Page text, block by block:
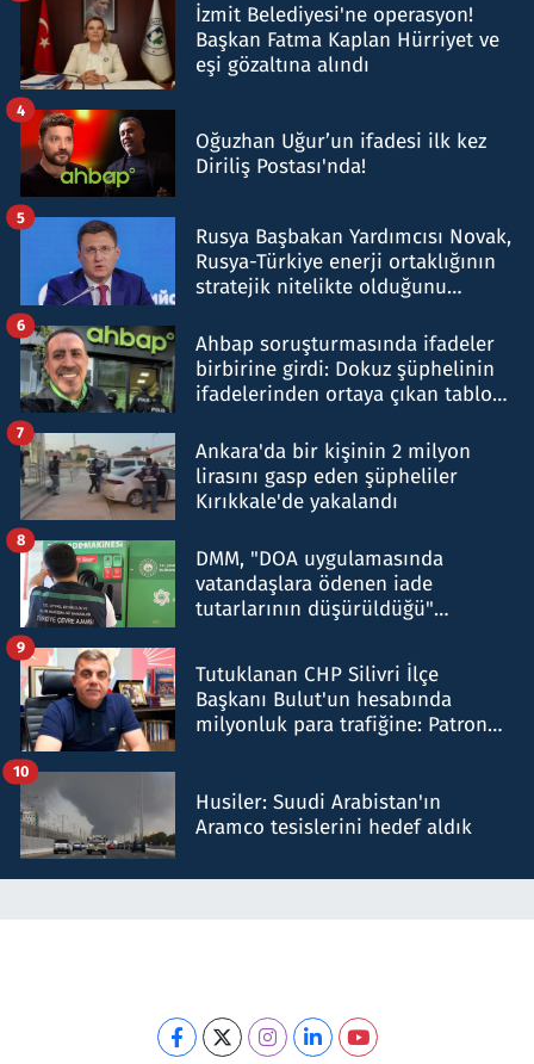
İzmit Belediyesi'ne operasyon!
Başkan Fatma Kaplan Hürriyet ve
eşi gözaltına alındı
Oğuzhan Uğur’un ifadesi ilk kez
Diriliş Postası'nda!
4
Rusya Başbakan Yardımcısı Novak,
Rusya-Türkiye enerji ortaklığının
stratejik nitelikte olduğunu
5
Ahbap soruşturmasında ifadeler
birbirine girdi: Dokuz şüphelinin
ifadelerinden ortaya çıkan tablo
6
Ankara'da bir kişinin 2 milyon
lirasını gasp eden şüpheliler
Kırıkkale'de yakalandı
7
DMM, "DOA uygulamasında
vatandaşlara ödenen iade
tutarlarının düşürüldüğü"
8
Tutuklanan CHP Silivri İlçe
Başkanı Bulut'un hesabında
milyonluk para trafiğine: Patron
9
Husiler: Suudi Arabistan'ın
Aramco tesislerini hedef aldık
10